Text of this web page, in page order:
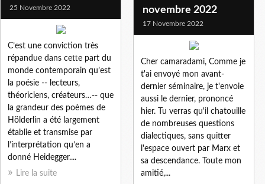
25 Novembre 2022
C’est une conviction très
répandue dans cette part du
monde contemporain qu’est
la poésie -- lecteurs,
théoriciens, créateurs…-- que
la grandeur des poèmes de
Hölderlin a été largement
établie et transmise par
l’interprétation qu’en a
donné Heidegger....
Lire la suite
novembre 2022
17 Novembre 2022
Cher camaradami, Comme je
t'ai envoyé mon avant-
dernier séminaire, je t'envoie
aussi le dernier, prononcé
hier. Tu verras qu'il chatouille
de nombreuses questions
dialectiques, sans quitter
l'espace ouvert par Marx et
sa descendance. Toute mon
amitié,...